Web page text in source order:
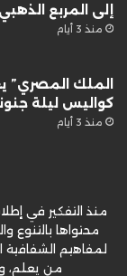
إلى المربع
منذ 3 أيام
الملك المصري”
كواليس ليلة
منذ 3 أيام
منذ التفكير في
محتواها بالتنوع
لمفاهيم الشفافية
من يعلم،